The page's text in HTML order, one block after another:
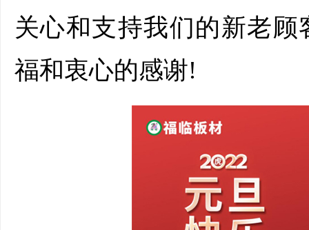
关心和支持我们的新老
福和衷心的感谢!